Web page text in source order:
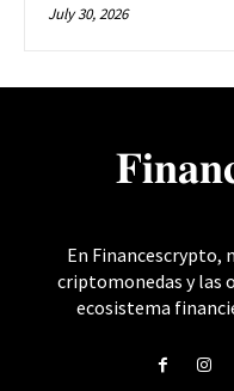
July 30, 2026
En Financescrypto,
criptomonedas y las
ecosistema